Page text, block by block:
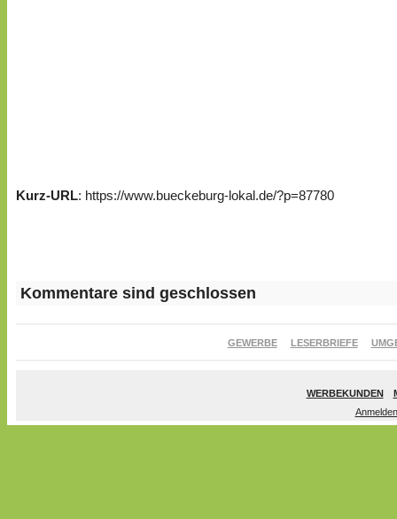
Kurz-URL: https://www.bueckeburg-lokal.de/?p=87780
Kommentare sind geschlossen
GEWERBE LESERBRIEFE
WERBEKUNDEN
Anmelden